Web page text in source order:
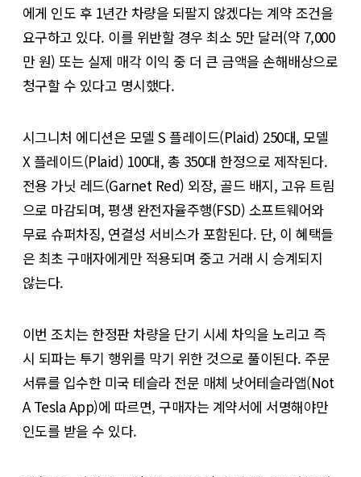
에게 인도 후 1년간 차량을 되팔지 않겠다는 계약 조건을
요구하고 있다. 이를 위반할 경우 최소 5만 달러(약 7,000
만 원) 또는 실제 매각 이익 중 더 큰 금액을 손해배상으로
청구할 수 있다고 명시했다.
시그니처 에디션은 모델 S 플레이드(Plaid) 250대, 모델
X 플레이드(Plaid) 100대, 총 350대 한정으로 제작된다.
전용 가닛 레드(Garnet Red) 외장, 골드 배지, 고유 트림
으로 마감되며, 평생 완전자율주행(FSD) 소프트웨어와
무료 슈퍼차징, 연결성 서비스가 포함된다. 단, 이 혜택들
은 최초 구매자에게만 적용되며 중고 거래 시 승계되지
않는다.
이번 조치는 한정판 차량을 단기 시세 차익을 노리고 즉
시 되파는 투기 행위를 막기 위한 것으로 풀이된다. 주문
서류를 입수한 미국 테슬라 전문 매체 낫어테슬라앱(Not
A Tesla App)에 따르면, 구매자는 계약서에 서명해야만
인도를 받을 수 있다.